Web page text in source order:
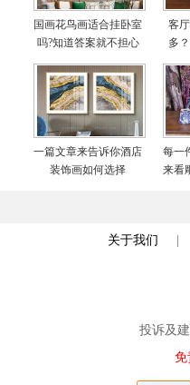
国画花鸟画适合挂卧室
吗?知道答案就不担心
客
多
一篇文章来告诉你酒店
装饰画如何选择
每一
来看
关于我们 |
投诉及
免